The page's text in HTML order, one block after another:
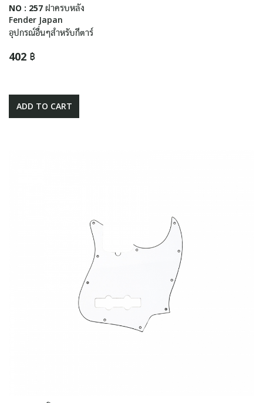
NO : 257 ฝาครบหลัง
Fender Japan
อุปกรณ์อื่นๆสำหรับกีตาร์
402 ฿
ADD TO CART